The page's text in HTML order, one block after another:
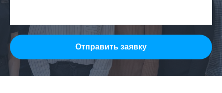
Отправить заявку